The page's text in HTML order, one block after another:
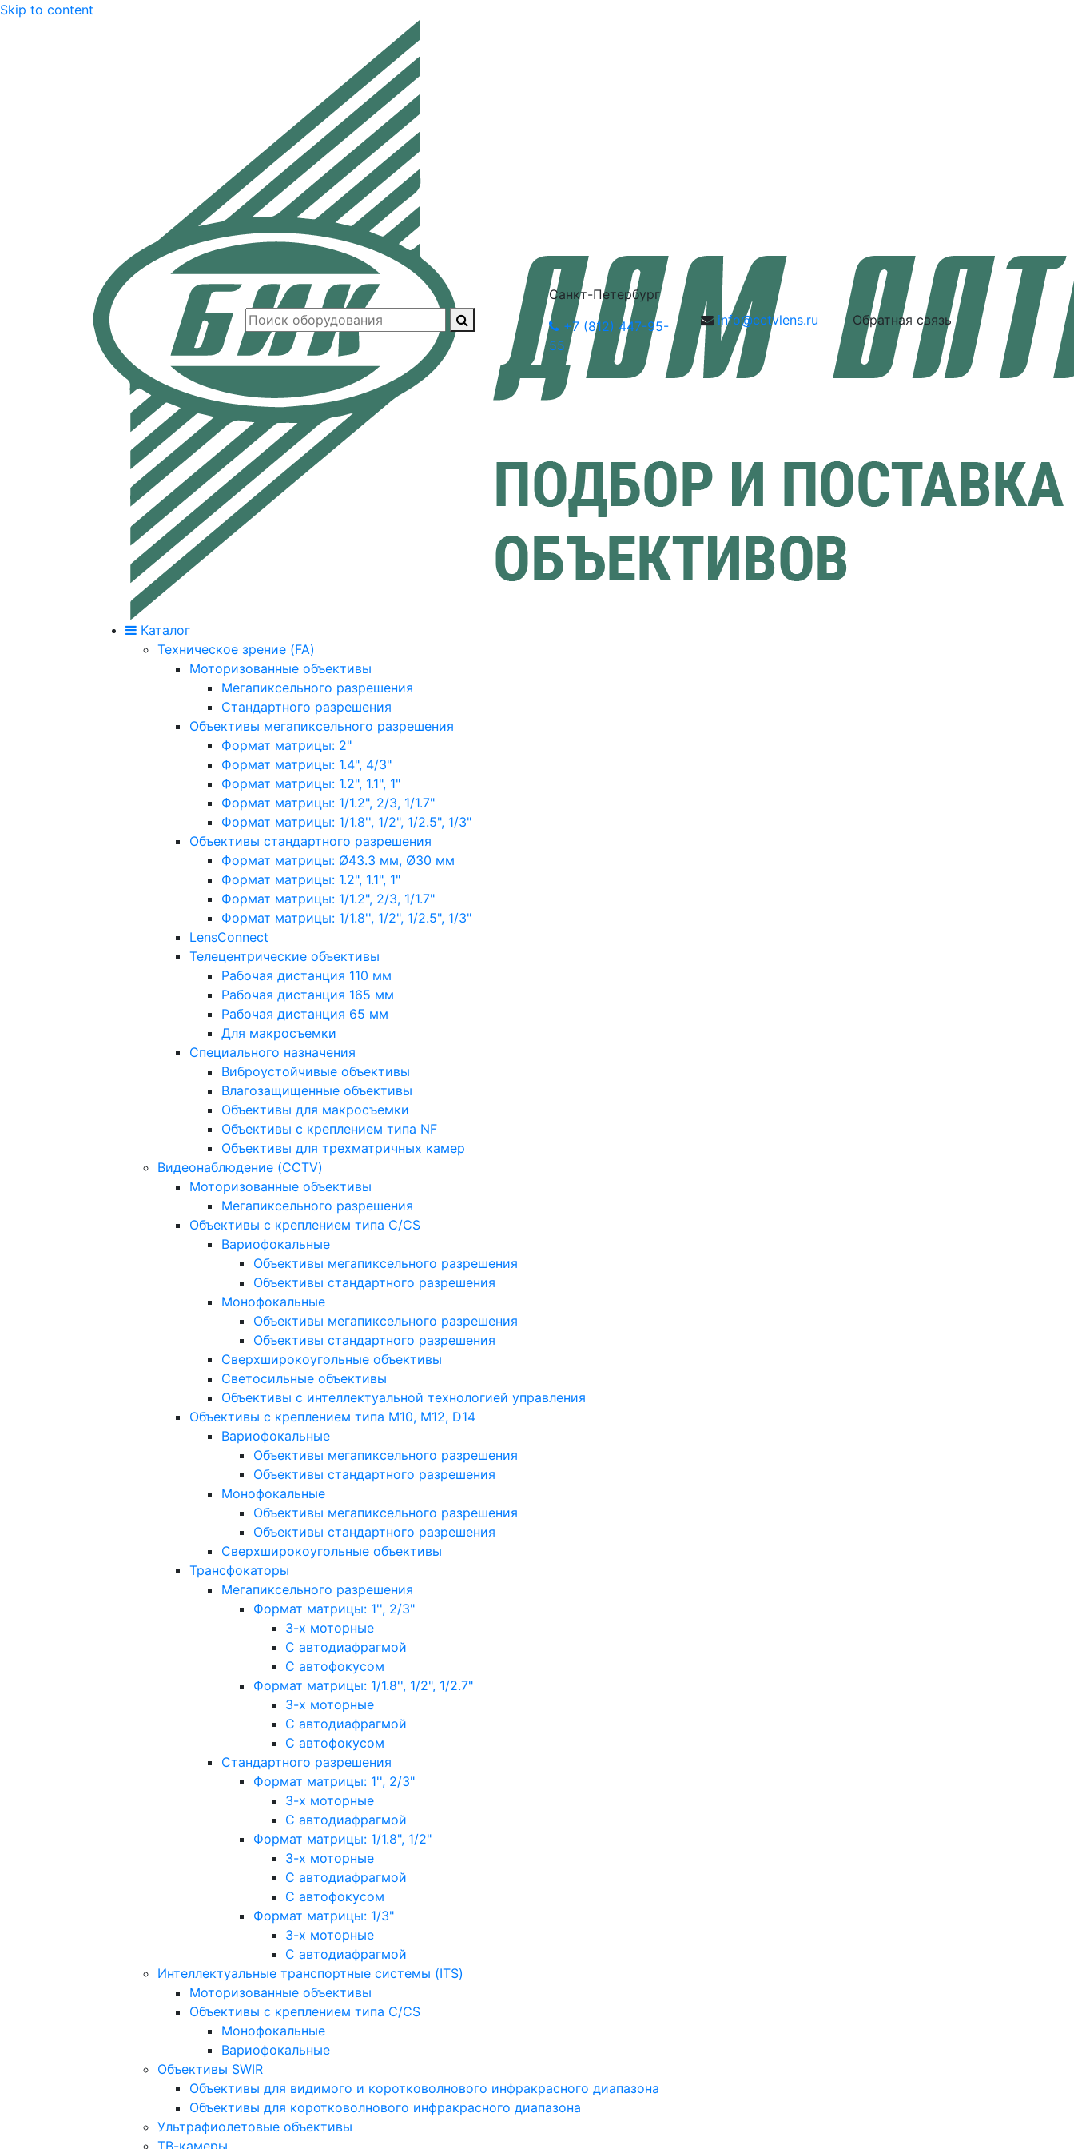
Skip to content
Санкт-Петербург
+7 (812) 447-95-
55
info@cctvlens.ru Обратная связь
Каталог
Техническое зрение (FA)
Моторизованные объективы
Мегапиксельного разрешения
Стандартного разрешения
Объективы мегапиксельного разрешения
Формат матрицы: 2"
Формат матрицы: 1.4", 4/3"
Формат матрицы: 1.2", 1.1", 1"
Формат матрицы: 1/1.2", 2/3, 1/1.7"
Формат матрицы: 1/1.8'', 1/2", 1/2.5", 1/3"
Объективы стандартного разрешения
Формат матрицы: Ø43.3 мм, Ø30 мм
Формат матрицы: 1.2", 1.1", 1"
Формат матрицы: 1/1.2", 2/3, 1/1.7"
Формат матрицы: 1/1.8'', 1/2", 1/2.5", 1/3"
LensConnect
Телецентрические объективы
Рабочая дистанция 110 мм
Рабочая дистанция 165 мм
Рабочая дистанция 65 мм
Для макросъемки
Специального назначения
Виброустойчивые объективы
Влагозащищенные объективы
Объективы для макросъемки
Объективы с креплением типа NF
Объективы для трехматричных камер
Видеонаблюдение (CCTV)
Моторизованные объективы
Мегапиксельного разрешения
Объективы с креплением типа C/CS
Вариофокальные
Объективы мегапиксельного разрешения
Объективы стандартного разрешения
Монофокальные
Объективы мегапиксельного разрешения
Объективы стандартного разрешения
Сверхширокоугольные объективы
Светосильные объективы
Объективы с интеллектуальной технологией управления
Объективы с креплением типа M10, M12, D14
Вариофокальные
Объективы мегапиксельного разрешения
Объективы стандартного разрешения
Монофокальные
Объективы мегапиксельного разрешения
Объективы стандартного разрешения
Сверхширокоугольные объективы
Трансфокаторы
Мегапиксельного разрешения
Формат матрицы: 1'', 2/3"
3-х моторные
С автодиафрагмой
С автофокусом
Формат матрицы: 1/1.8'', 1/2", 1/2.7"
3-х моторные
С автодиафрагмой
С автофокусом
Стандартного разрешения
Формат матрицы: 1'', 2/3"
3-х моторные
С автодиафрагмой
Формат матрицы: 1/1.8", 1/2"
3-х моторные
С автодиафрагмой
С автофокусом
Формат матрицы: 1/3"
3-х моторные
С автодиафрагмой
Интеллектуальные транспортные системы (ITS)
Моторизованные объективы
Объективы с креплением типа C/CS
Монофокальные
Вариофокальные
Объективы SWIR
Объективы для видимого и коротковолнового инфракрасного диапазона
Объективы для коротковолнового инфракрасного диапазона
Ультрафиолетовые объективы
ТВ-камеры